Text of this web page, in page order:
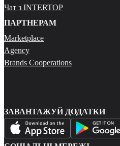
Чат з INTERTOP
ПАРТНЕРАМ
Marketplace
Agency
Brands Cooperations
ЗАВАНТАЖУЙ ДОДАТКИ